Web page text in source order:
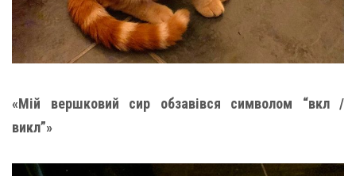
«Мій вершковий сир обзавівся символом “вкл /
викл”»